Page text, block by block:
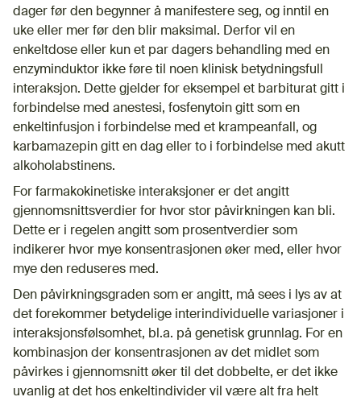
dager før den begynner å manifestere seg, og inntil en
uke eller mer før den blir maksimal. Derfor vil en
enkeltdose eller kun et par dagers behandling med en
enzyminduktor ikke føre til noen klinisk betydningsfull
interaksjon. Dette gjelder for eksempel et barbiturat gitt i
forbindelse med anestesi, fosfenytoin gitt som en
enkeltinfusjon i forbindelse med et krampeanfall, og
karbamazepin gitt en dag eller to i forbindelse med akutt
alkoholabstinens.
For farmakokinetiske interaksjoner er det angitt
gjennomsnittsverdier for hvor stor påvirkningen kan bli.
Dette er i regelen angitt som prosentverdier som
indikerer hvor mye konsentrasjonen øker med, eller hvor
mye den reduseres med.
Den påvirkningsgraden som er angitt, må sees i lys av at
det forekommer betydelige interindividuelle variasjoner i
interaksjonsfølsomhet, bl.a. på genetisk grunnlag. For en
kombinasjon der konsentrasjonen av det midlet som
påvirkes i gjennomsnitt øker til det dobbelte, er det ikke
uvanlig at det hos enkeltindivider vil være alt fra helt